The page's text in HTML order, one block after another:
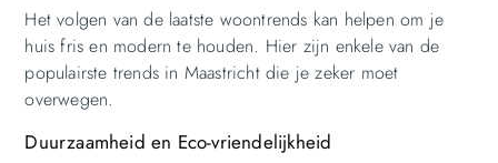
Het volgen van de laatste woontrends kan helpen om je
huis fris en modern te houden. Hier zijn enkele van de
populairste trends in Maastricht die je zeker moet
overwegen.
Duurzaamheid en Eco-vriendelijkheid